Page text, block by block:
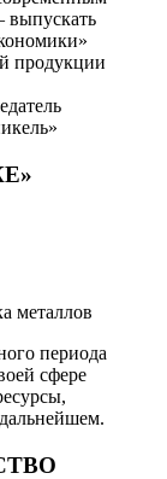
выпускать
продукции
металлов
периода
сфере